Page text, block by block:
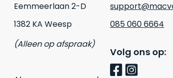
Eemmeerlaan 2-D
1382 KA Weesp
(Alleen op afspraak)
085 060 6664
Volg ons op: